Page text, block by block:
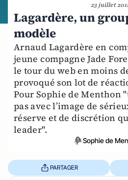
23 juillet
Lagardère, un
modèle
Arnaud Lagardère en
jeune compagne Jade
le tour du web en moins
provoqué son lot de
Pour Sophie de Menthon
pas avec l’image de
réserve et de discrétion
leader".
Sophie de
PARTAGER